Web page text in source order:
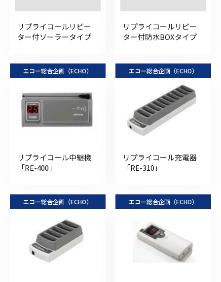
リプライコールリピー
ター付ソーラータイプ
リプライコールリピー
ター付防水BOXタイプ
エコー総合企画（ECHO）
リプライコール中継機
「RE-400」
エコー総合企画（ECHO）
リプライコール充電器
「RE-310」
エコー総合企画（ECHO） エコー総合企画（ECHO）